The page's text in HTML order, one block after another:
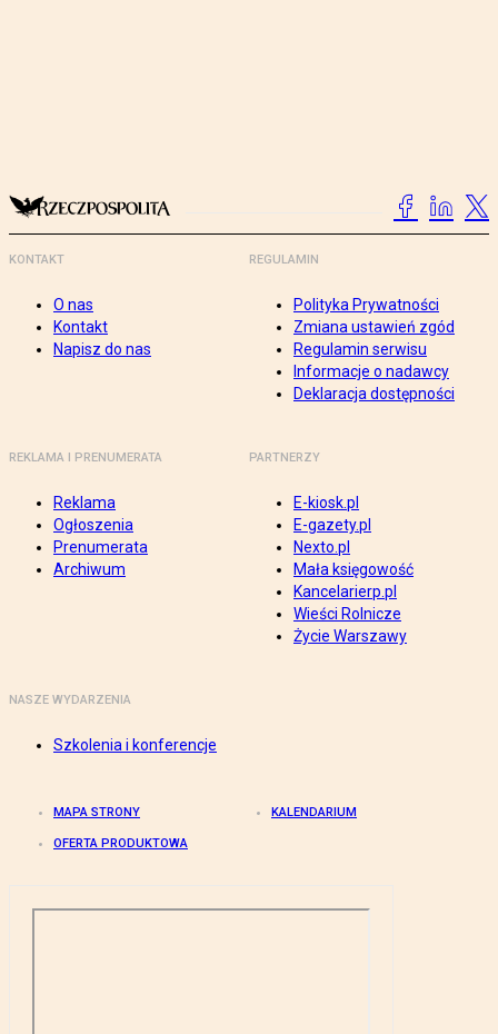
KONTAKT
O nas
Kontakt
Napisz do nas
REGULAMIN
Polityka Prywatności
Zmiana ustawień zgód
Regulamin serwisu
Informacje o nadawcy
Deklaracja dostępności
REKLAMA I PRENUMERATA
Reklama
Ogłoszenia
Prenumerata
Archiwum
PARTNERZY
E-kiosk.pl
E-gazety.pl
Nexto.pl
Mała księgowość
Kancelarierp.pl
Wieści Rolnicze
Życie Warszawy
NASZE WYDARZENIA
Szkolenia i konferencje
MAPA STRONY KALENDARIUM
OFERTA PRODUKTOWA